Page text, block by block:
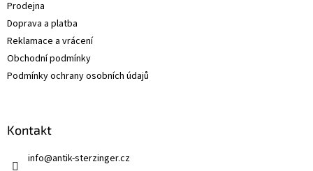
Prodejna
Doprava a platba
Reklamace a vrácení
Obchodní podmínky
Podmínky ochrany osobních údajů
Kontakt
info@antik-sterzinger.cz